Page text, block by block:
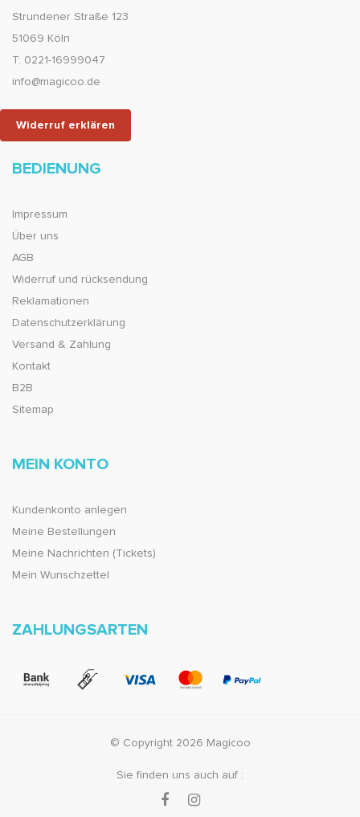
Strundener Straße 123
51069 Köln
T: 0221-16999047
info@magicoo.de
Widerruf erklären
BEDIENUNG
Impressum
Über uns
AGB
Widerruf und rücksendung
Reklamationen
Datenschutzerklärung
Versand & Zahlung
Kontakt
B2B
Sitemap
MEIN KONTO
Kundenkonto anlegen
Meine Bestellungen
Meine Nachrichten (Tickets)
Mein Wunschzettel
ZAHLUNGSARTEN
© Copyright 2026 Magicoo
Sie finden uns auch auf :